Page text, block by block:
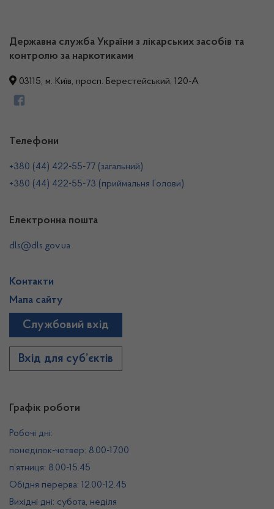
Державна служба України з лікарських засобів та
контролю за наркотиками
03115, м. Київ, просп. Берестейський, 120-А
Графік роботи
Робочі дні:
понеділок-четвер: 8.00-17.00
п’ятниця: 8.00-15.45
Обідня перерва: 12.00-12.45
Вихідні дні: субота, неділя
Телефони
+380 (44) 422-55-77 (загальний)
+380 (44) 422-55-73 (приймальня Голови)
Електронна пошта
dls@dls.gov.ua
Контакти
Мапа сайту
Службовий вхід
Вхід для суб’єктів